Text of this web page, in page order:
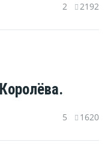
2 2192
5 1620